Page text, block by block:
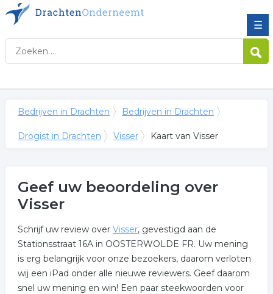
☰
Bedrijven in Drachten Bedrijven in Drachten
Drogist in Drachten Visser Kaart van Visser
Geef uw beoordeling over
Visser
Schrijf uw review over Visser, gevestigd aan de
Stationsstraat 16A in OOSTERWOLDE FR. Uw mening
is erg belangrijk voor onze bezoekers, daarom verloten
wij een iPad onder alle nieuwe reviewers. Geef daarom
snel uw mening en win! Een paar steekwoorden voor